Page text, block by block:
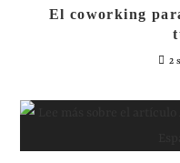
El coworking
2